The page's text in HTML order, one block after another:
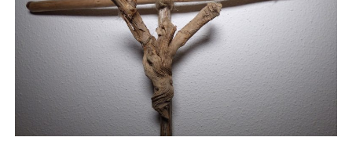
LITURGIEN
MEDITATIONEN
SONSTIGES